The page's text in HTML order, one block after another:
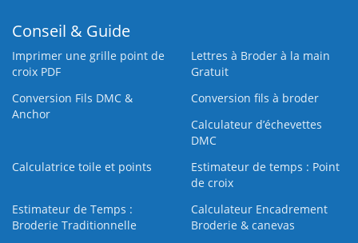
Conseil & Guide
Imprimer une grille point de
croix PDF
Lettres à Broder à la main
Gratuit
Conversion Fils DMC &
Anchor
Conversion fils à broder
Calculateur d’échevettes
DMC
Calculatrice toile et points
Estimateur de temps : Point
de croix
Estimateur de Temps :
Broderie Traditionnelle
Calculateur Encadrement
Broderie & canevas